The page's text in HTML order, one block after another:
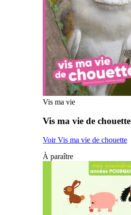
Vis ma vie
Vis ma vie de chouette
Voir Vis ma vie de chouette
À paraître